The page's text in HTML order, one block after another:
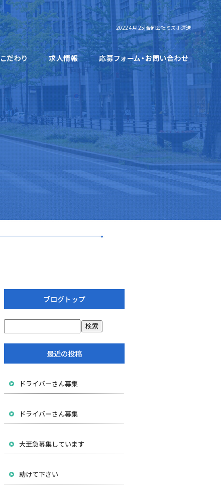
2022 4月 25|合同会社ミズホ運送
ブログトップ
最近の投稿
ドライバーさん募集
ドライバーさん募集
大至急募集しています
助けて下さい